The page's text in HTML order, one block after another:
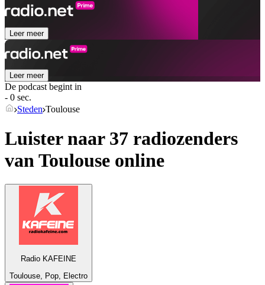
Leer meer
Leer meer
De podcast begint in
- 0 sec.
Steden Toulouse
Luister naar 37 radiozenders
van Toulouse online
Radio KAFEINE
Toulouse, Pop, Electro